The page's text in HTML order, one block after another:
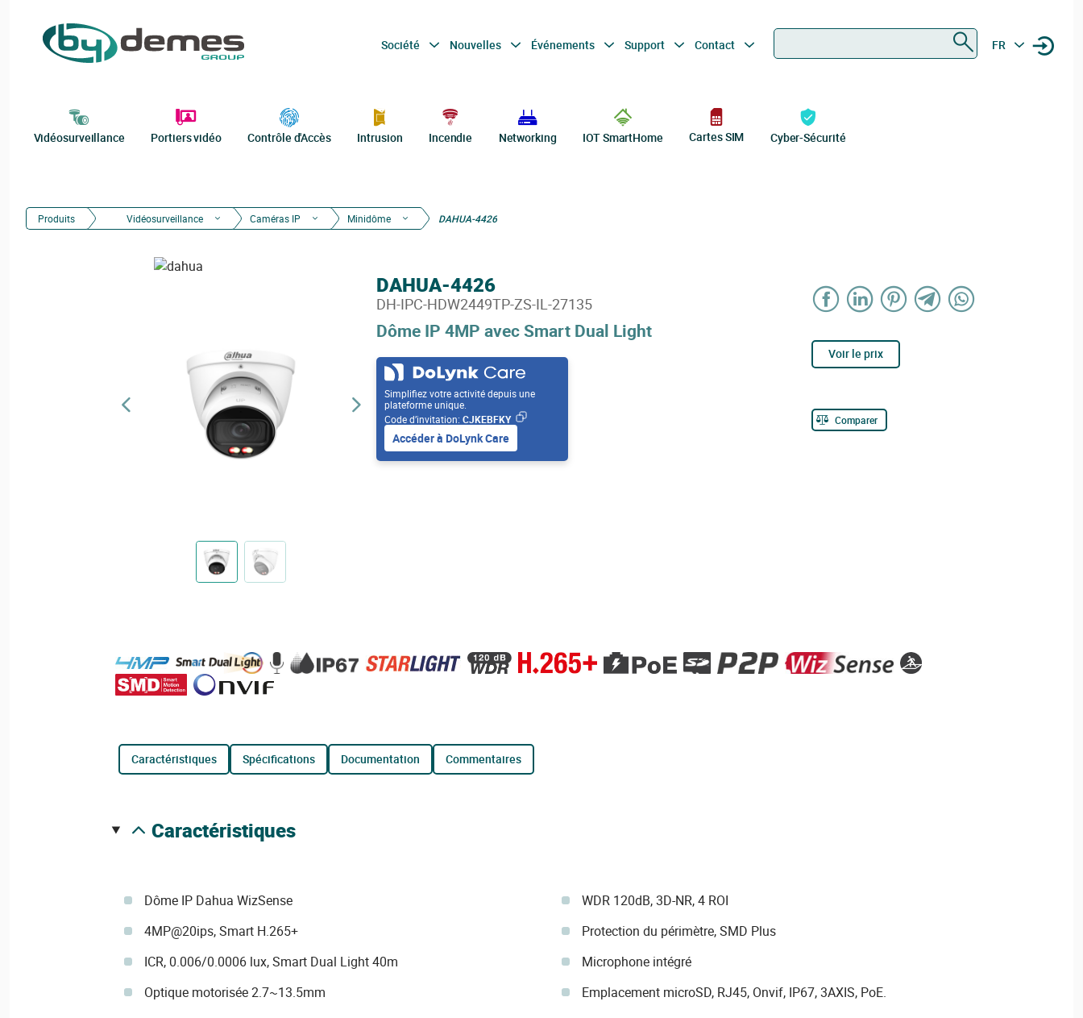
Société Nouvelles Événements Support Contact FR
Vidéosurveillance Portiers vidéo Contrôle d'Accès Intrusion Incendie Networking IOT SmartHome Cartes SIM Cyber-Sécurité
Produits Vidéosurveillance Caméras IP Minidôme DAHUA-4426
Dôme IP 4MP avec Smart Dual Light
DAHUA-4426
DH-IPC-HDW2449TP-ZS-IL-27135
Simplifiez votre activité depuis une
plateforme unique.
Code d’invitation: CJKEBFKY
Accéder à DoLynk Care
Voir le prix
Comparer
caractéristiques spécifications documentation commentaires
caractéristiques
Dôme IP Dahua WizSense
4MP@20ips, Smart H.265+
ICR, 0.006/0.0006 lux, Smart Dual Light 40m
Optique motorisée 2.7~13.5mm
WDR 120dB, 3D-NR, 4 ROI
Protection du périmètre, SMD Plus
Microphone intégré
Emplacement microSD, RJ45, Onvif, IP67, 3AXIS, PoE.